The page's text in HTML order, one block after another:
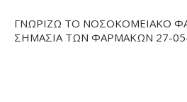
ΓΝΩΡΙΖΩ ΤΟ ΝΟΣΟΚΟΜΕΙΑΚΟ
ΣΗΜΑΣΙΑ ΤΩΝ ΦΑΡΜΑΚΩΝ 27-